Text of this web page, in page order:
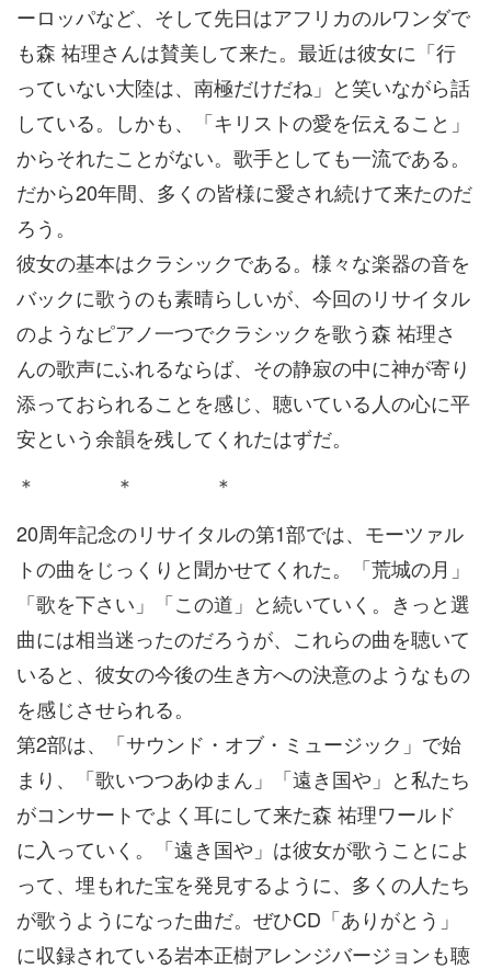
ーロッパなど、そして先日はアフリカのルワンダで
も森 祐理さんは賛美して来た。最近は彼女に「行
っていない大陸は、南極だけだね」と笑いながら話
している。しかも、「キリストの愛を伝えること」
からそれたことがない。歌手としても一流である。
だから20年間、多くの皆様に愛され続けて来たのだ
ろう。
彼女の基本はクラシックである。様々な楽器の音を
バックに歌うのも素晴らしいが、今回のリサイタル
のようなピアノ一つでクラシックを歌う森 祐理さ
んの歌声にふれるならば、その静寂の中に神が寄り
添っておられることを感じ、聴いている人の心に平
安という余韻を残してくれたはずだ。
＊ ＊ ＊
20周年記念のリサイタルの第1部では、モーツァル
トの曲をじっくりと聞かせてくれた。「荒城の月」
「歌を下さい」「この道」と続いていく。きっと選
曲には相当迷ったのだろうが、これらの曲を聴いて
いると、彼女の今後の生き方への決意のようなもの
を感じさせられる。
第2部は、「サウンド・オブ・ミュージック」で始
まり、「歌いつつあゆまん」「遠き国や」と私たち
がコンサートでよく耳にして来た森 祐理ワールド
に入っていく。「遠き国や」は彼女が歌うことによ
って、埋もれた宝を発見するように、多くの人たち
が歌うようになった曲だ。ぜひCD「ありがとう」
に収録されている岩本正樹アレンジバージョンも聴